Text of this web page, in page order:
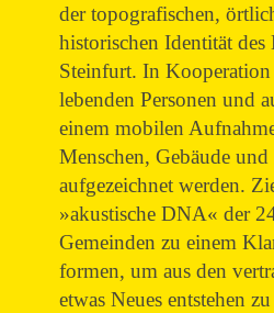
der topografischen,
historischen Identität des
Steinfurt. In
lebenden Personen und
einem mobilen
Menschen, Gebäude
aufgezeichnet werden.
»akustische DNA« der
Gemeinden zu einem
formen, um aus den
etwas Neues entstehen zu